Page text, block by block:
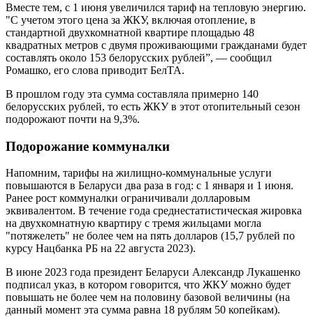
Вместе тем, с 1 июня увеличился тариф на тепловую энергию.
"С учетом этого цена за ЖКУ, включая отопление, в
стандартной двухкомнатной квартире площадью 48
квадратных метров с двумя проживающими гражданами будет
составлять около 153 белорусских рублей”, ― сообщил
Ромашко, его слова приводит БелТА.
В прошлом году эта сумма составляла примерно 140
белорусских рублей, то есть ЖКУ в этот отопительный сезон
подорожают почти на 9,3%.
Подорожание коммуналки
Напомним, тарифы на жилищно-коммунальные услуги
повышаются в Беларуси два раза в год: с 1 января и 1 июня.
Ранее рост коммуналки ограничивали долларовым
эквивалентом. В течение года среднестатистическая жировка
на двухкомнатную квартиру с тремя жильцами могла
"потяжелеть" не более чем на пять долларов (15,7 рублей по
курсу Нацбанка РБ на 22 августа 2023).
В июне 2023 года президент Беларуси Александр Лукашенко
подписал указ, в котором говорится, что ЖКУ можно будет
повышать не более чем на половину базовой величины (на
данный момент эта сумма равна 18 рублям 50 копейкам).